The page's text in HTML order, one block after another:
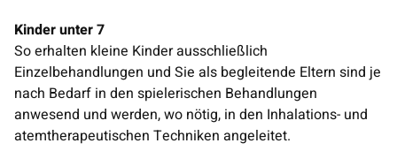
Kinder unter 7
So erhalten kleine Kinder ausschließlich
Einzelbehandlungen und Sie als begleitende Eltern sind je
nach Bedarf in den spielerischen Behandlungen
anwesend und werden, wo nötig, in den Inhalations- und
atemtherapeutischen Techniken angeleitet.